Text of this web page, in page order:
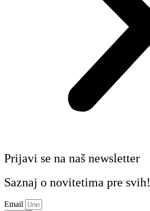
Prijavi se na naš newsletter
Saznaj o novitetima pre svih!
Email